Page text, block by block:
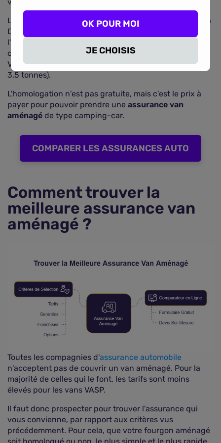
Le dossier d'homologation est à soumettre auprès de la
DREAL (Direction régionale de l'environnement, de
l'aménagement et du logement), pour changer de
catégorie sur la carte grise : de véhicule VU ou CTTE à
VASP (Véhicule Automoteur Spécialisé de PTAC < ou =
3,5 tonnes).
L'homologation n'est pas gratuite, mais c'est le prix à
payer pour pouvoir prendre une assurance van
aménagé de type camping-car.
COMPARER LES ASSURANCES AUTO
Comment trouver la
meilleure assurance van
aménagé ?
Toutes les compagnies d'assurance automobile
n'acceptent pas de couvrir un van aménagé. Pour la
majorité de celles qui le font, les tarifs sont moins
élevés pour les vans VASP.
Il faut donc prospecter pour trouver l'assurance qui
vous convienne, par rapport aux critères vus
précédemment. Pour cela, que votre fourgon aménagé
JE CHOISIS
OK POUR MOI